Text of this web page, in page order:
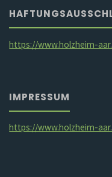
https://www.holzheim-
IMPRESSUM
https://www.holzheim-